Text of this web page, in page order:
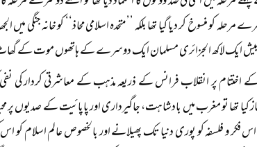
کو منسوخ کر دیا گیا تھا بلکہ ’’متحدہ اسلامی محاذ‘‘ کو خانہ
و بیش ایک لاکھ الجزائری مسلمان ایک دوسرے کے ہاتھوں موت کے
پر انقلاب فرانس کے ذریعہ مذہب کے معاشرتی کردار کی نفی
تھا تو مغرب میں بادشاہت، جاگیرداری اور پاپائیت کے صدیوں پر
فکر و فلسفہ کو پوری دنیا تک پھیلانے اور بالخصوص عالم اسلام کو اس